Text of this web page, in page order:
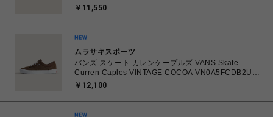
26.0㎝～28.0㎝ スニーカー メンズ シューズ
く】
￥11,550
ムラサキスポーツ
バンズ スケート カレンケープルズ VANS Skate
Curren Caples VINTAGE COCOA VN0A5FCDB2U
26.0㎝～28.0㎝ スニーカー メンズ シューズ
く】
￥12,100